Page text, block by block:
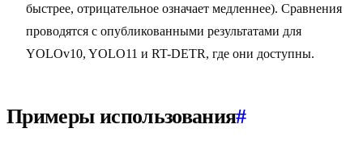
быстрее, отрицательное означает медленнее). Сравнения
проводятся с опубликованными результатами для
YOLOv10, YOLO11 и RT-DETR, где они доступны.
Примеры использования#